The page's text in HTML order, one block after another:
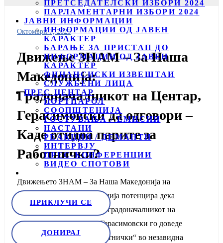
ПРЕТСЕДАТЕЛСКИ ИЗБОРИ 2024
ПАРЛАМЕНТАРНИ ИЗБОРИ 2024
ЈАВНИ ИНФОРМАЦИИ
ИНФОРМАЦИИ ОД ЈАВЕН
КАРАКТЕР
БАРАЊЕ ЗА ПРИСТАП ДО
ИНФОРМАЦИИ ОД ЈАВЕН
КАРАКТЕР
ФИНАНСИСКИ ИЗВЕШТАИ
СЛУЖБЕНИ ЛИЦА
ПРЕС ЦЕНТАР
ПОРТПАРОЛ
СООПШТЕНИЈА
ГОСТУВАЊА / ЕМИСИИ
НАСТАНИ
РЕАКЦИИ / ДЕМАНТИ
ИНТЕРВЈУ
ПРЕС-КОНФЕРЕНЦИИ
ВИДЕО СПОТОВИ
ПРИКЛУЧИ СЕ
ДОНИРАЈ
Октомври 7, 2025
Движење ЗНАМ – За Наша
Македонија:
Градоначалникот на Центар,
Герасимовски да одговори –
Каде отидоа парите за
Работнички?
Движењето ЗНАМ – За Наша Македонија на
денешната прес конференција потенцира дека
недомаќинскиот однос на градоначалникот на
општина Центар, Горан Герасимовски го доведе
кошаркарскиот клуб „Работнички“ во незавидна